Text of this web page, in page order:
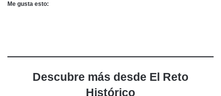
Me gusta esto:
Descubre más desde El Reto
Histórico